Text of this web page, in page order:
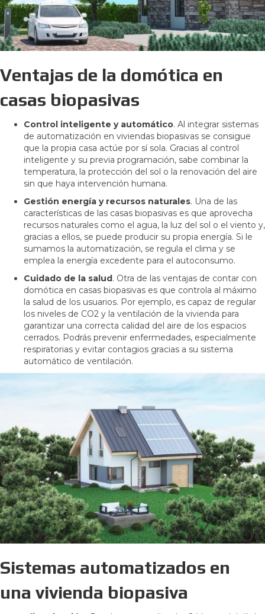
Ventajas de la domótica en
casas biopasivas
Control inteligente y automático. Al integrar sistemas
de automatización en viviendas biopasivas se consigue
que la propia casa actúe por sí sola. Gracias al control
inteligente y su previa programación, sabe combinar la
temperatura, la protección del sol o la renovación del aire
sin que haya intervención humana.
Gestión energía y recursos naturales. Una de las
características de las casas biopasivas es que aprovecha
recursos naturales como el agua, la luz del sol o el viento y,
gracias a ellos, se puede producir su propia energía. Si le
sumamos la automatización, se regula el clima y se
emplea la energía excedente para el autoconsumo.
Cuidado de la salud . Otra de las ventajas de contar con
domótica en casas biopasivas es que controla al máximo
la salud de los usuarios. Por ejemplo, es capaz de regular
los niveles de CO2 y la ventilación de la vivienda para
garantizar una correcta calidad del aire de los espacios
cerrados. Podrás prevenir enfermedades, especialmente
respiratorias y evitar contagios gracias a su sistema
automático de ventilación.
Sistemas automatizados en
una vivienda biopasiva